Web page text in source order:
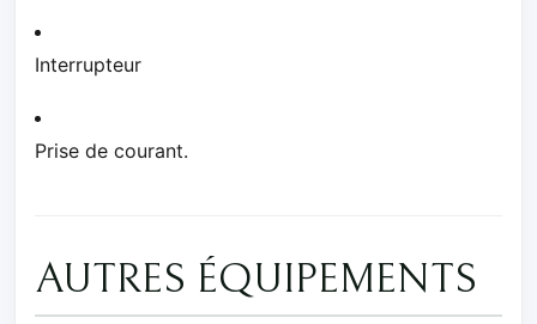
Interrupteur
Prise de courant.
AUTRES ÉQUIPEMENTS